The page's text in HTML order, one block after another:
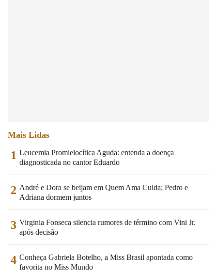
Mais Lidas
1 Leucemia Promielocítica Aguda: entenda a doença
diagnosticada no cantor Eduardo
2 André e Dora se beijam em Quem Ama Cuida; Pedro e
Adriana dormem juntos
3 Virginia Fonseca silencia rumores de término com Vini Jr.
após decisão
4 Conheça Gabriela Botelho, a Miss Brasil apontada como
favorita no Miss Mundo